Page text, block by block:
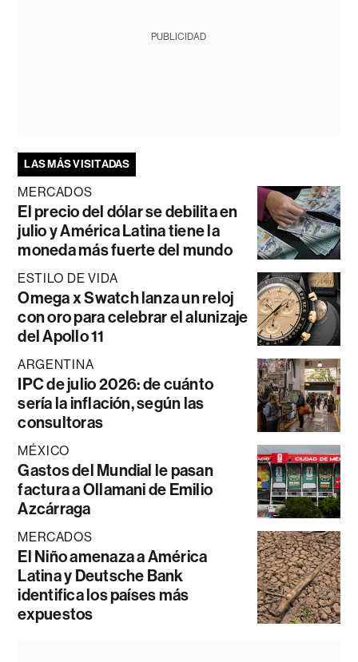
PUBLICIDAD
LAS MÁS VISITADAS
MERCADOS
El precio del dólar se debilita en
julio y América Latina tiene la
moneda más fuerte del mundo
ESTILO DE VIDA
Omega x Swatch lanza un reloj
con oro para celebrar el alunizaje
del Apollo 11
ARGENTINA
IPC de julio 2026: de cuánto
sería la inflación, según las
consultoras
MÉXICO
Gastos del Mundial le pasan
factura a Ollamani de Emilio
Azcárraga
MERCADOS
El Niño amenaza a América
Latina y Deutsche Bank
identifica los países más
expuestos